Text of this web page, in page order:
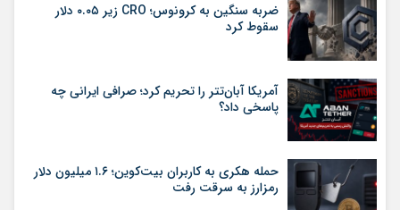
ضربه سنگین به کرونوس؛ CRO زیر ۰.۰۵ دلار
سقوط کرد
آمریکا آبان‌تتر را تحریم کرد؛ صرافی ایرانی چه
پاسخی داد؟
حمله هکری به کاربران بیت‌کوین؛ ۱.۶ میلیون دلار
رمزارز به سرقت رفت